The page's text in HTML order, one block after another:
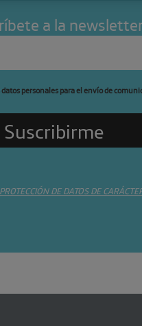
a la
personales para el envío de
DE DATOS DE